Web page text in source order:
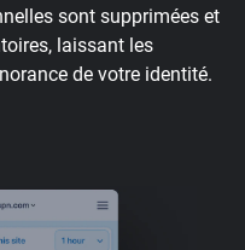
sont supprimées et
laissant les
de votre identité.